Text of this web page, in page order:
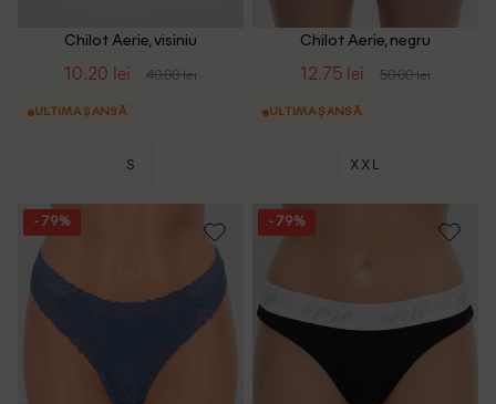
Chilot Aerie, visiniu
10.20 lei 40.00 lei
ULTIMA ȘANSĂ
S
Chilot Aerie, negru
12.75 lei 50.00 lei
ULTIMA ȘANSĂ
XXL
- 79% - 79%